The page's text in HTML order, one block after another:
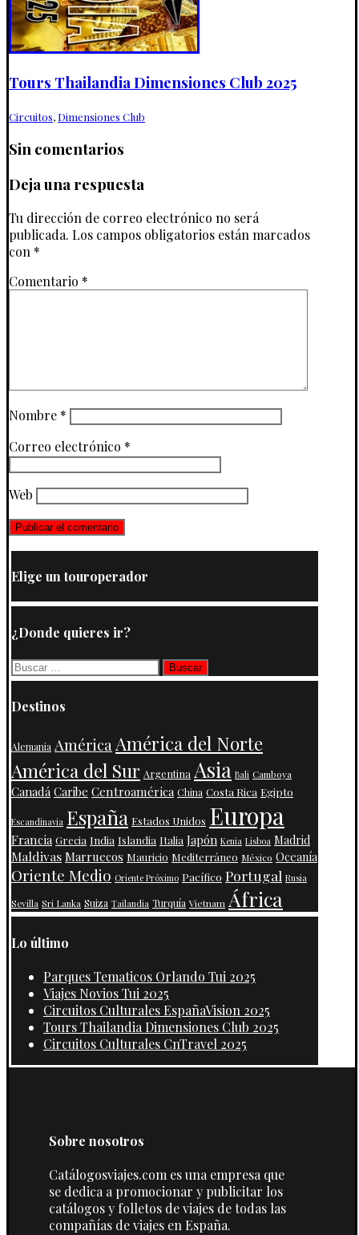
Tours Thailandia Dimensiones Club 2025
Circuitos, Dimensiones Club
Sin comentarios
Deja una respuesta
Tu dirección de correo electrónico no será
publicada. Los campos obligatorios están marcados
con *
Comentario *
Nombre *
Correo electrónico *
Web
Elige un touroperador
¿Donde quieres ir?
Buscar:
Destinos
Alemania AméricaAmérica del Norte
América del Sur Argentina Asia Bali Camboya
Canadá Caribe Centroamérica China Costa Rica Egipto
Escandinavia España Estados Unidos Europa
Francia Grecia India Islandia Italia Japón Kenia Lisboa Madrid
Maldivas Marruecos Mauricio Mediterráneo México Oceanía
Oriente Medio Oriente Próximo Pacífico Portugal Rusia
Sevilla Sri Lanka Suiza Tailandia Turquía Vietnam África
Lo último
Parques Tematicos Orlando Tui 2025
Viajes Novios Tui 2025
Circuitos Culturales EspañaVision 2025
Tours Thailandia Dimensiones Club 2025
Circuitos Culturales CnTravel 2025
Sobre nosotros
Catálogosviajes.com es una empresa que
se dedica a promocionar y publicitar los
catálogos y folletos de viajes de todas las
compañías de viajes en España.